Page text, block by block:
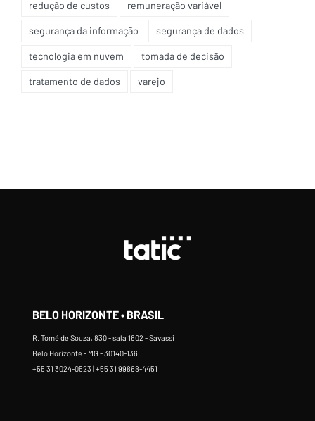
redução de custos remuneração variável
segurança da informação segurança de dados
tecnologia em nuvem tomada de decisão
tratamento de dados varejo
BELO HORIZONTE • BRASIL
R. Tomé de Souza, 830 - sala 1602 - Savassi
Belo Horizonte - MG - 30140-136
+55 31 3024-0523 | +55 31 99868-4451